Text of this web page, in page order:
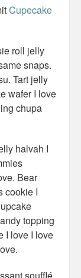
Cupecake
roll jelly
snaps.
Tart jelly
wafer I love
chupa
halvah I
Bear
cookie I
topping
I love I love